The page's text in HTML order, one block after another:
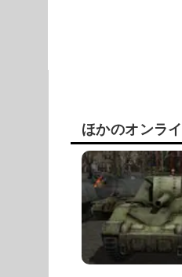
ほかのオンラ